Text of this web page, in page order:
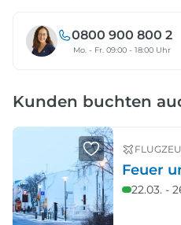
0800 900 800 2
Mo. - Fr. 09:00 - 18:00 Uhr
Kunden buchten
Feuer
22.03. -